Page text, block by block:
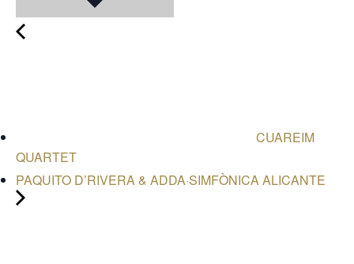
CUAREIM
QUARTET
PAQUITO D’RIVERA & ADDA·SIMFÒNICA ALICANTE